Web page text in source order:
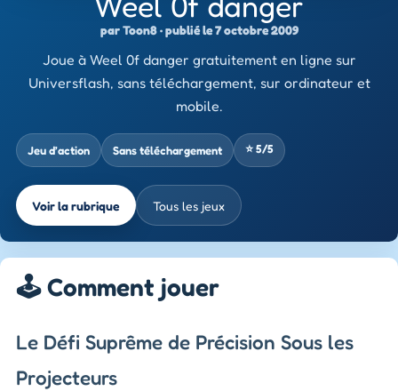
par Toon8 · publié le 7 octobre 2009
Joue à Weel 0f danger gratuitement en ligne sur
Universflash, sans téléchargement, sur ordinateur et
mobile.
Jeu d’action Sans téléchargement ⭐ 5/5
Voir la rubrique Tous les jeux
🕹️ Comment jouer
Le Défi Suprême de Précision Sous les
Projecteurs